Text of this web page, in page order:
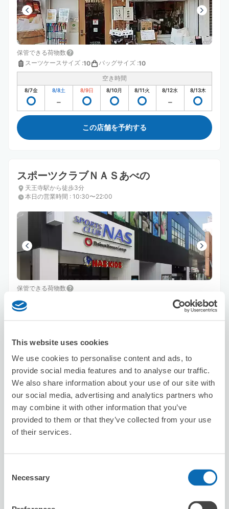
This website uses cookies
We use cookies to personalise content and ads, to
provide social media features and to analyse our traffic.
We also share information about your use of our site with
our social media, advertising and analytics partners who
may combine it with other information that you’ve
provided to them or that they’ve collected from your use
of their services.
Selection
Necessary
保管できる荷物数
スーツケースサイズ :10 バッグサイズ :10
空き時間
8/7金 8/8土 8/9日 8/10月 8/11火 8/12水 8/13木
この店舗を予約する
スポーツクラブＮＡＳあべの
天王寺駅から徒歩3分
本日の営業時間 : 10:30〜22:00
保管できる荷物数
この店舗を予約する
ビッグエコー天王寺あべの駅前店
天王寺駅から徒歩2分
本日の営業時間: